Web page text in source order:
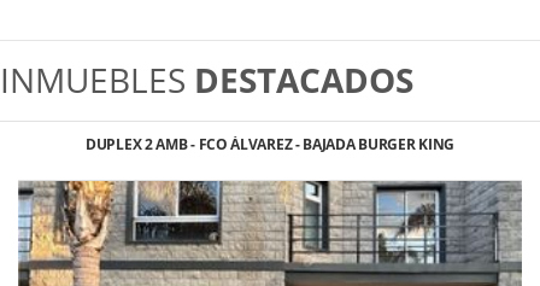
INMUEBLES DESTACADOS
DUPLEX 2 AMB - FCO ÁLVAREZ - BAJADA BURGER KING